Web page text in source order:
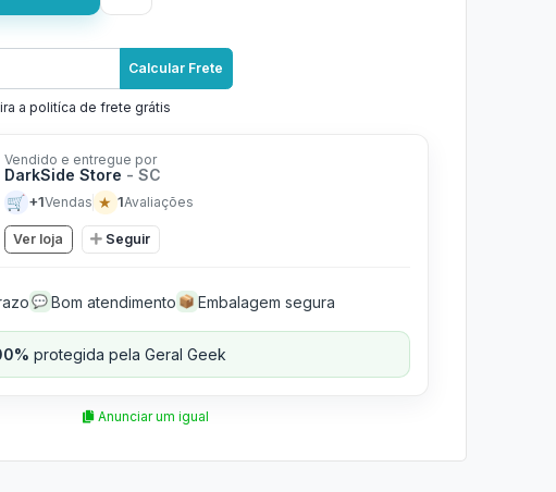
Calcular Frete
a politíca de frete grátis
Vendido e entregue por
DarkSide Store - SC
🛒 +1Vendas ★ 1Avaliações
Ver loja Seguir
💬 Bom atendimento 📦 Embalagem segura
protegida pela Geral Geek
Anunciar um igual